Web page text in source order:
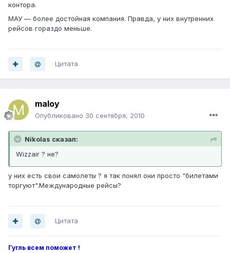
контора.
МАУ — более достойная компания. Правда, у них внутренних
рейсов гораздо меньше.
Цитата
maloy
Опубликовано 30 сентября, 2010
Nikolas сказал:
Wizzair ? не?
у них есть свои самолеты ? я так понял они просто "билетами
торгуют".Международные рейсы?
Цитата
Гугль всем поможет !